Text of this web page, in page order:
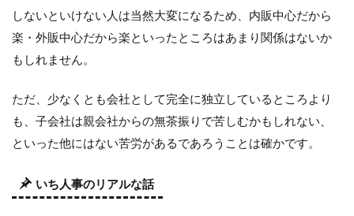
しないといけない人は当然大変になるため、内販中心だから
楽・外販中心だから楽といったところはあまり関係はないか
もしれません。
ただ、少なくとも会社として完全に独立しているところより
も、子会社は親会社からの無茶振りで苦しむかもしれない、
といった他にはない苦労があるであろうことは確かです。
いち人事のリアルな話